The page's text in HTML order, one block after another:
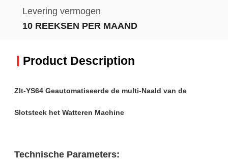
Levering vermogen
10 REEKSEN PER MAAND
Product Description
Zlt-YS64 Geautomatiseerde de multi-Naald van de
Slotsteek het Watteren Machine
Technische Parameters: